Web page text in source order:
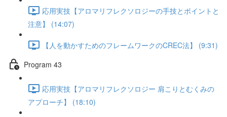
応用実技【アロマリフレクソロジーの手技とポイントと
注意】 (14:07)
【人を動かすためのフレームワークのCREC法】 (9:31)
Program 43
応用実技【アロマリフレクソロジー 肩こりとむくみの
アプローチ】 (18:10)